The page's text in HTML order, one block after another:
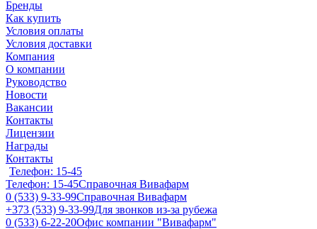
Бренды
Как купить
Условия оплаты
Условия доставки
Компания
О компании
Руководство
Новости
Вакансии
Контакты
Лицензии
Награды
Контакты
Телефон: 15-45
Телефон: 15-45Справочная Вивафарм
0 (533) 9-33-99Справочная Вивафарм
+373 (533) 9-33-99Для звонков из-за рубежа
0 (533) 6-22-20Офис компании "Вивафарм"